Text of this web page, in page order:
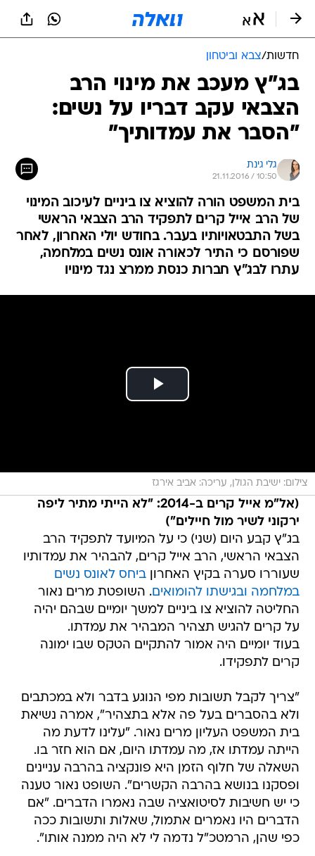
חדשות/צבא וביטחון
בג"ץ מעכב את מינוי הרב
הצבאי עקב דבריו על נשים:
"הסבר את עמדותיך"
גלי גינת
21.11.2016 / 10:50
בית המשפט הורה להוציא צו ביניים לעיכוב המינוי
של הרב אייל קרים לתפקיד הרב הצבאי הראשי
בשל התבטאויותיו בעבר. בחודש יולי האחרון, לאחר
שפורסם כי התיר לכאורה אונס נשים במלחמה,
עתרו לבג"ץ חברות כנסת ממרצ נגד מינויו
צילום: ישיבת הגולן, עריכה: אביב אירגז
(אל"מ אייל קרים ב-2014: "לא הייתי מתיר ליפה
ירקוני לשיר מול חיילים")
בג"ץ קבע היום (שני) כי על המיועד לתפקיד הרב
הצבאי הראשי, הרב אייל קרים, להבהיר את עמדותיו
שעוררו סערה בקיץ האחרוןביחס לאונס נשים
במלחמה ובגישתו להומואים. השופטת מרים נאור
החליטה להוציא צו ביניים למשך יומיים שבהם יהיה
על קרים להגיש תצהיר המבהיר את עמדתו.
בעוד יומיים היה אמור להתקיים הטקס שבו ימונה
קרים לתפקידו.
"צריך לקבל תשובות מפי הנוגע בדבר ולא במכתבים
ולא בהסברים בעל פה אלא בתצהיר", אמרה נשיאת
בית המשפט העליון מרים נאור. "עלינו לדעת מה
הייתה עמדתו אז, מה עמדתו היום, אם הוא חזר בו.
השאלה של חלוף הזמן היא פונקציה בהרבה עניינים
ופסקנו בנושא בהרבה הקשרים". השופט נאור טענה
כי יש חשיבות לסיטואציה שבה נאמרו הדברים. "אם
הדברים היו נאמרים אתמול, שאלות ותשובות ככה
כפי שהן, הרמטכ"ל נדמה לי לא היה ממנה אותו".